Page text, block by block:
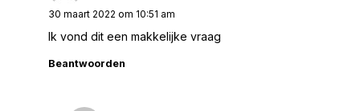
30 maart 2022 om 10:51 am
Ik vond dit een makkelijke vraag
Beantwoorden